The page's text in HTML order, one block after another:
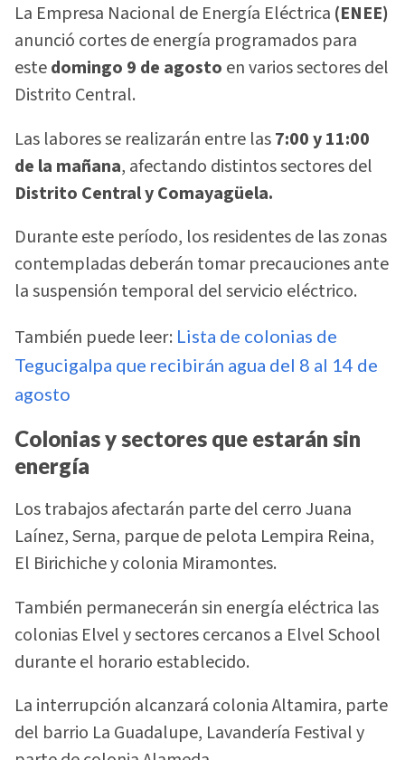
La Empresa Nacional de Energía Eléctrica (ENEE)
anunció cortes de energía programados para
estedomingo 9 de agosto en varios sectores del
Distrito Central.
Las labores se realizarán entre las7:00 y 11:00
de la mañana, afectando distintos sectores del
Distrito Central y Comayagüela.
Durante este período, los residentes de las zonas
contempladas deberán tomar precauciones ante
la suspensión temporal del servicio eléctrico.
También puede leer: Lista de colonias de
Tegucigalpa que recibirán agua del 8 al 14 de
agosto
Colonias y sectores que estarán sin
energía
Los trabajos afectarán parte del cerro Juana
Laínez, Serna, parque de pelota Lempira Reina,
El Birichiche y colonia Miramontes.
También permanecerán sin energía eléctrica las
colonias Elvel y sectores cercanos a Elvel School
durante el horario establecido.
La interrupción alcanzará colonia Altamira, parte
del barrio La Guadalupe, Lavandería Festival y